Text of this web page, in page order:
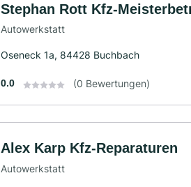
Stephan Rott Kfz-
Autowerkstatt
Oseneck 1a, 84428 Buchbach
0.0 (0 Bewertungen)
Alex Karp Kfz-Reparaturen
Autowerkstatt